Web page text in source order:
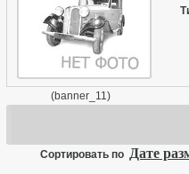
(banner_11)
Сортировать по Дате